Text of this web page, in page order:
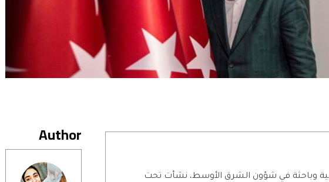
Author
وباحثة في شؤون الشرق الأوسط، نشأت تحت